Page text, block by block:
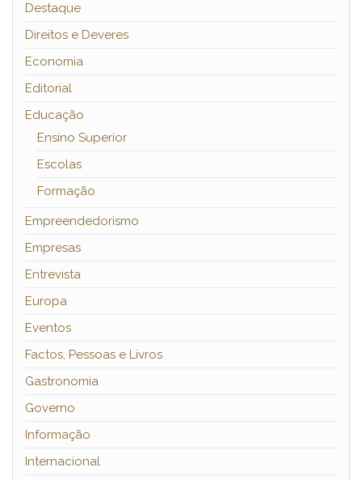
Destaque
Direitos e Deveres
Economia
Editorial
Educação
Ensino Superior
Escolas
Formação
Empreendedorismo
Empresas
Entrevista
Europa
Eventos
Factos, Pessoas e Livros
Gastronomia
Governo
Informação
Internacional